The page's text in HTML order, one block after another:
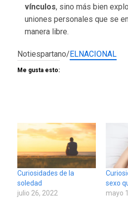
vínculos, sino más bien
uniones personales que se
manera libre.
Notiespartano/ ELNACIONAL
Me gusta esto:
Curiosidades de la
soledad
julio 26, 2022
sexo
mayo